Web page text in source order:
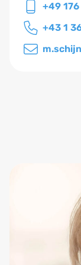
+49
+43 1